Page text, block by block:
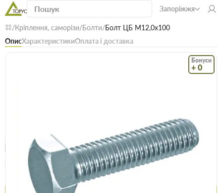
Запоріжжя
Кріплення, саморізи Болти Болт ЦБ М12,0х100
ОписХарактеристикиОплата і доставка
Бонуси
+ 0
Безкоштовна доставка! Від 15000 грн єВідновлення Доставка НП
Ціна / шт
19.9 грн
Опт
19.3 грн